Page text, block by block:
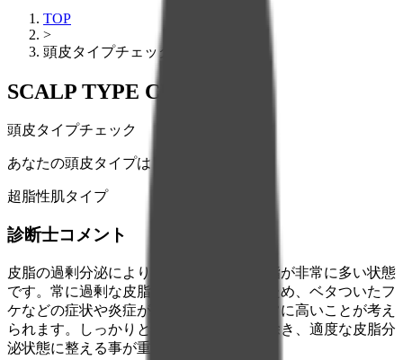
TOP
>
頭皮タイプチェック
SCALP TYPE CHECK
頭皮タイプチェック
あなたの頭皮タイプは
超脂性肌タイプ
診断士コメント
皮脂の過剰分泌により、頭皮に余分な皮脂が非常に多い状態
です。常に過剰な皮脂にさらされているため、ベタついたフ
ケなどの症状や炎症が起こる可能性が非常に高いことが考え
られます。しっかりと余分な皮脂を取り除き、適度な皮脂分
泌状態に整える事が重要です。